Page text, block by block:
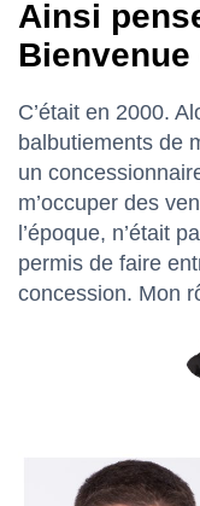
Ainsi
Bienvenue
C’était en 2000.
balbutiements de
un
m’occuper des
l’époque, n’était
permis de faire
concession. Mon